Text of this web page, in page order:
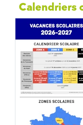
Calendriers